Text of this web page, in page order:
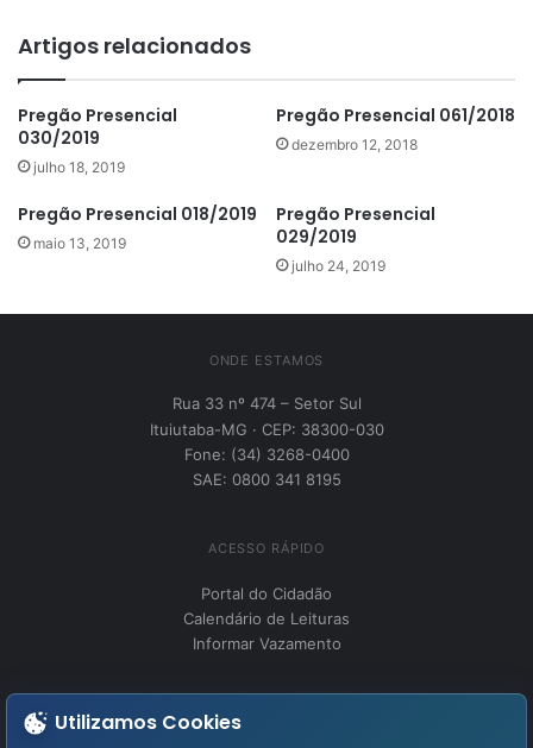
Artigos relacionados
Pregão Presencial
030/2019
julho 18, 2019
Pregão Presencial 061/2018
dezembro 12, 2018
Pregão Presencial 018/2019
maio 13, 2019
Pregão Presencial
029/2019
julho 24, 2019
ONDE ESTAMOS
Rua 33 nº 474 – Setor Sul
Ituiutaba-MG · CEP: 38300-030
Fone: (34) 3268-0400
SAE: 0800 341 8195
ACESSO RÁPIDO
Portal do Cidadão
Calendário de Leituras
Informar Vazamento
Utilizamos Cookies